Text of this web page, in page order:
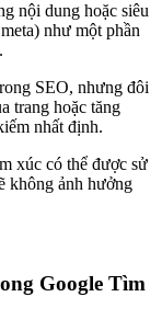
nội dung hoặc siêu
như một phần
SEO, nhưng đôi
trang hoặc tăng
nhất định.
xúc có thể được sử
không ảnh hưởng
Google Tìm